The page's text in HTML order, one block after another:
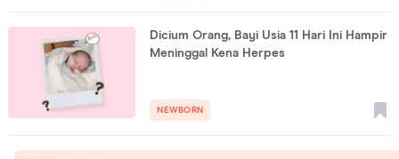
Dicium Orang, Bayi Usia 11 Hari Ini Hampir
Meninggal Kena Herpes
NEWBORN